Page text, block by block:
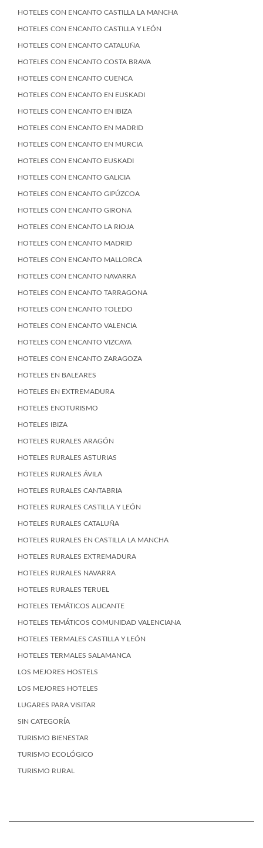
HOTELES CON ENCANTO CASTILLA LA MANCHA
HOTELES CON ENCANTO CASTILLA Y LEÓN
HOTELES CON ENCANTO CATALUÑA
HOTELES CON ENCANTO COSTA BRAVA
HOTELES CON ENCANTO CUENCA
HOTELES CON ENCANTO EN EUSKADI
HOTELES CON ENCANTO EN IBIZA
HOTELES CON ENCANTO EN MADRID
HOTELES CON ENCANTO EN MURCIA
HOTELES CON ENCANTO EUSKADI
HOTELES CON ENCANTO GALICIA
HOTELES CON ENCANTO GIPÚZCOA
HOTELES CON ENCANTO GIRONA
HOTELES CON ENCANTO LA RIOJA
HOTELES CON ENCANTO MADRID
HOTELES CON ENCANTO MALLORCA
HOTELES CON ENCANTO NAVARRA
HOTELES CON ENCANTO TARRAGONA
HOTELES CON ENCANTO TOLEDO
HOTELES CON ENCANTO VALENCIA
HOTELES CON ENCANTO VIZCAYA
HOTELES CON ENCANTO ZARAGOZA
HOTELES EN BALEARES
HOTELES EN EXTREMADURA
HOTELES ENOTURISMO
HOTELES IBIZA
HOTELES RURALES ARAGÓN
HOTELES RURALES ASTURIAS
HOTELES RURALES ÁVILA
HOTELES RURALES CANTABRIA
HOTELES RURALES CASTILLA Y LEÓN
HOTELES RURALES CATALUÑA
HOTELES RURALES EN CASTILLA LA MANCHA
HOTELES RURALES EXTREMADURA
HOTELES RURALES NAVARRA
HOTELES RURALES TERUEL
HOTELES TEMÁTICOS ALICANTE
HOTELES TEMÁTICOS COMUNIDAD VALENCIANA
HOTELES TERMALES CASTILLA Y LEÓN
HOTELES TERMALES SALAMANCA
LOS MEJORES HOSTELS
LOS MEJORES HOTELES
LUGARES PARA VISITAR
SIN CATEGORÍA
TURISMO BIENESTAR
TURISMO ECOLÓGICO
TURISMO RURAL